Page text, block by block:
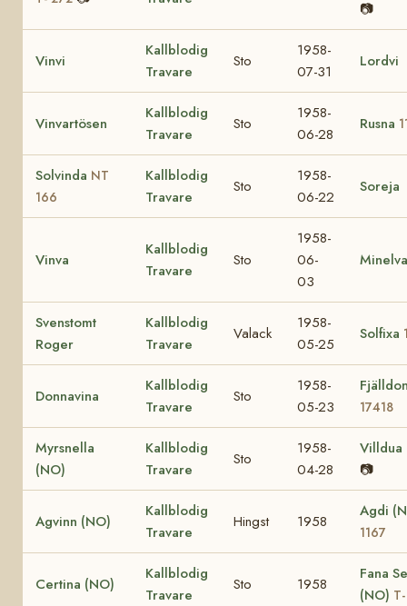
📷
Vinvi
Kallblodig
Travare
Sto
1958-
07-31
Lordvi
Vinvartösen
Kallblodig
Travare
Sto
1958-
06-28
Rusna
Solvinda NT
166
Kallblodig
Travare
Sto
1958-
06-22
Soreja
Vinva
Kallblodig
Travare
Sto
1958-
06-
03
Minelva
Svenstomt
Roger
Kallblodig
Travare
Valack
1958-
05-25
Solfixa
Donnavina
Kallblodig
Travare
Sto
1958-
05-23
17418
Myrsnella
(NO)
Kallblodig
Travare
Sto
1958-
04-28
Villdua
📷
Agvinn (NO)
Kallblodig
Travare
Hingst 1958
Agdi
1167
Certina (NO)
Kallblodig
Travare
Sto 1958
Fana
(NO)